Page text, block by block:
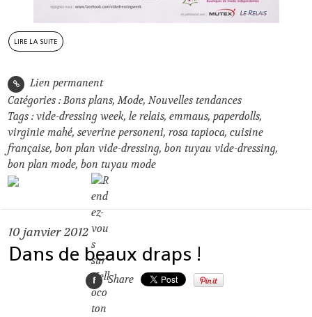
lire la suite
Lien permanent
Catégories :Bons plans,Mode,Nouvelles tendances
Tags :vide-dressing week,le relais,emmaus,paperdolls,
virginie mahé,severine personeni,rosa tapioca,cuisine
française,bon plan vide-dressing,bon tuyau vide-dressing,
bon plan mode,bon tuyau mode
10janvier 2012
Dans de beaux draps !
Share